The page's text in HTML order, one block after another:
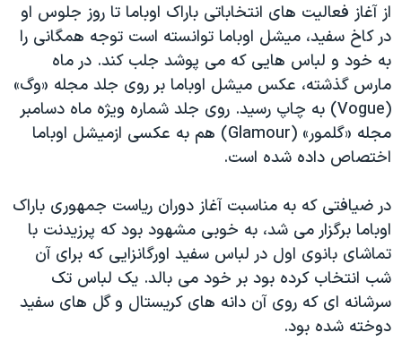
نرگس محمدی برنده جایزه نوبل صلح
همایش محافظه‌کاران آمریکا «سی‌پک»
صفحه‌های ویژه
سفر پرزیدنت ترامپ به چین
از آغاز فعالیت های انتخاباتی باراک اوباما تا روز جلوس او
در کاخ سفید، میشل اوباما توانسته است توجه همگانی را
به خود و لباس هایی که می پوشد جلب کند. در ماه
مارس گذشته، عکس میشل اوباما بر روی جلد مجله «وگ»
(Vogue) به چاپ رسید. روی جلد شماره ویژه ماه دسامبر
مجله «گلمور» (Glamour) هم به عکسی ازمیشل اوباما
اختصاص داده شده است.
در ضیافتی که به مناسبت آغاز دوران ریاست جمهوری باراک
اوباما برگزار می شد، به خوبی مشهود بود که پرزیدنت با
تماشای بانوی اول در لباس سفید اورگانزایی که برای آن
شب انتخاب کرده بود بر خود می بالد. یک لباس تک
سرشانه ای که روی آن دانه های کریستال و گل های سفید
دوخته شده بود.